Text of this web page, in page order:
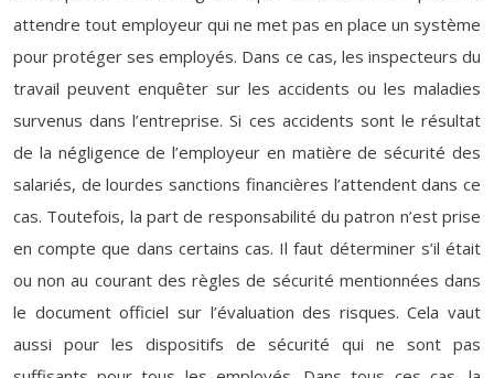
attendre tout employeur qui ne met pas en place un système
pour protéger ses employés. Dans ce cas, les inspecteurs du
travail peuvent enquêter sur les accidents ou les maladies
survenus dans l’entreprise. Si ces accidents sont le résultat
de la négligence de l’employeur en matière de sécurité des
salariés, de lourdes sanctions financières l’attendent dans ce
cas. Toutefois, la part de responsabilité du patron n’est prise
en compte que dans certains cas. Il faut déterminer s’il était
ou non au courant des règles de sécurité mentionnées dans
le document officiel sur l’évaluation des risques. Cela vaut
aussi pour les dispositifs de sécurité qui ne sont pas